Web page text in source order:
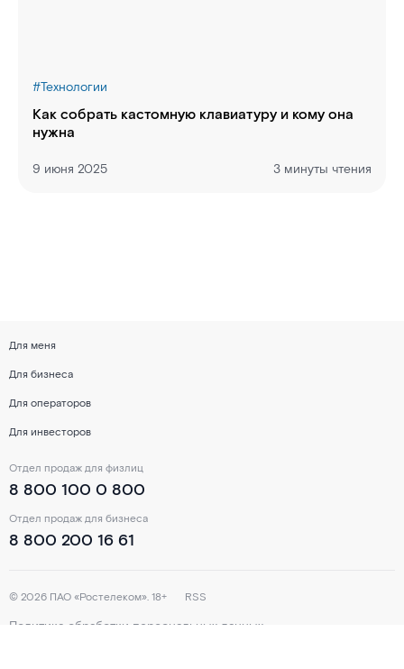
#Технологии
Как собрать кастомную клавиатуру и кому она
нужна
9 июня 2025 3 минуты чтения
Для меня
Для бизнеса
Для операторов
Для инвесторов
Отдел продаж для бизнеса
8 800 200 16 61
Отдел продаж для физлиц
8 800 100 0 800
© 2026 ПАО «Ростелеком». 18+ RSS
Политика обработки персональных данных